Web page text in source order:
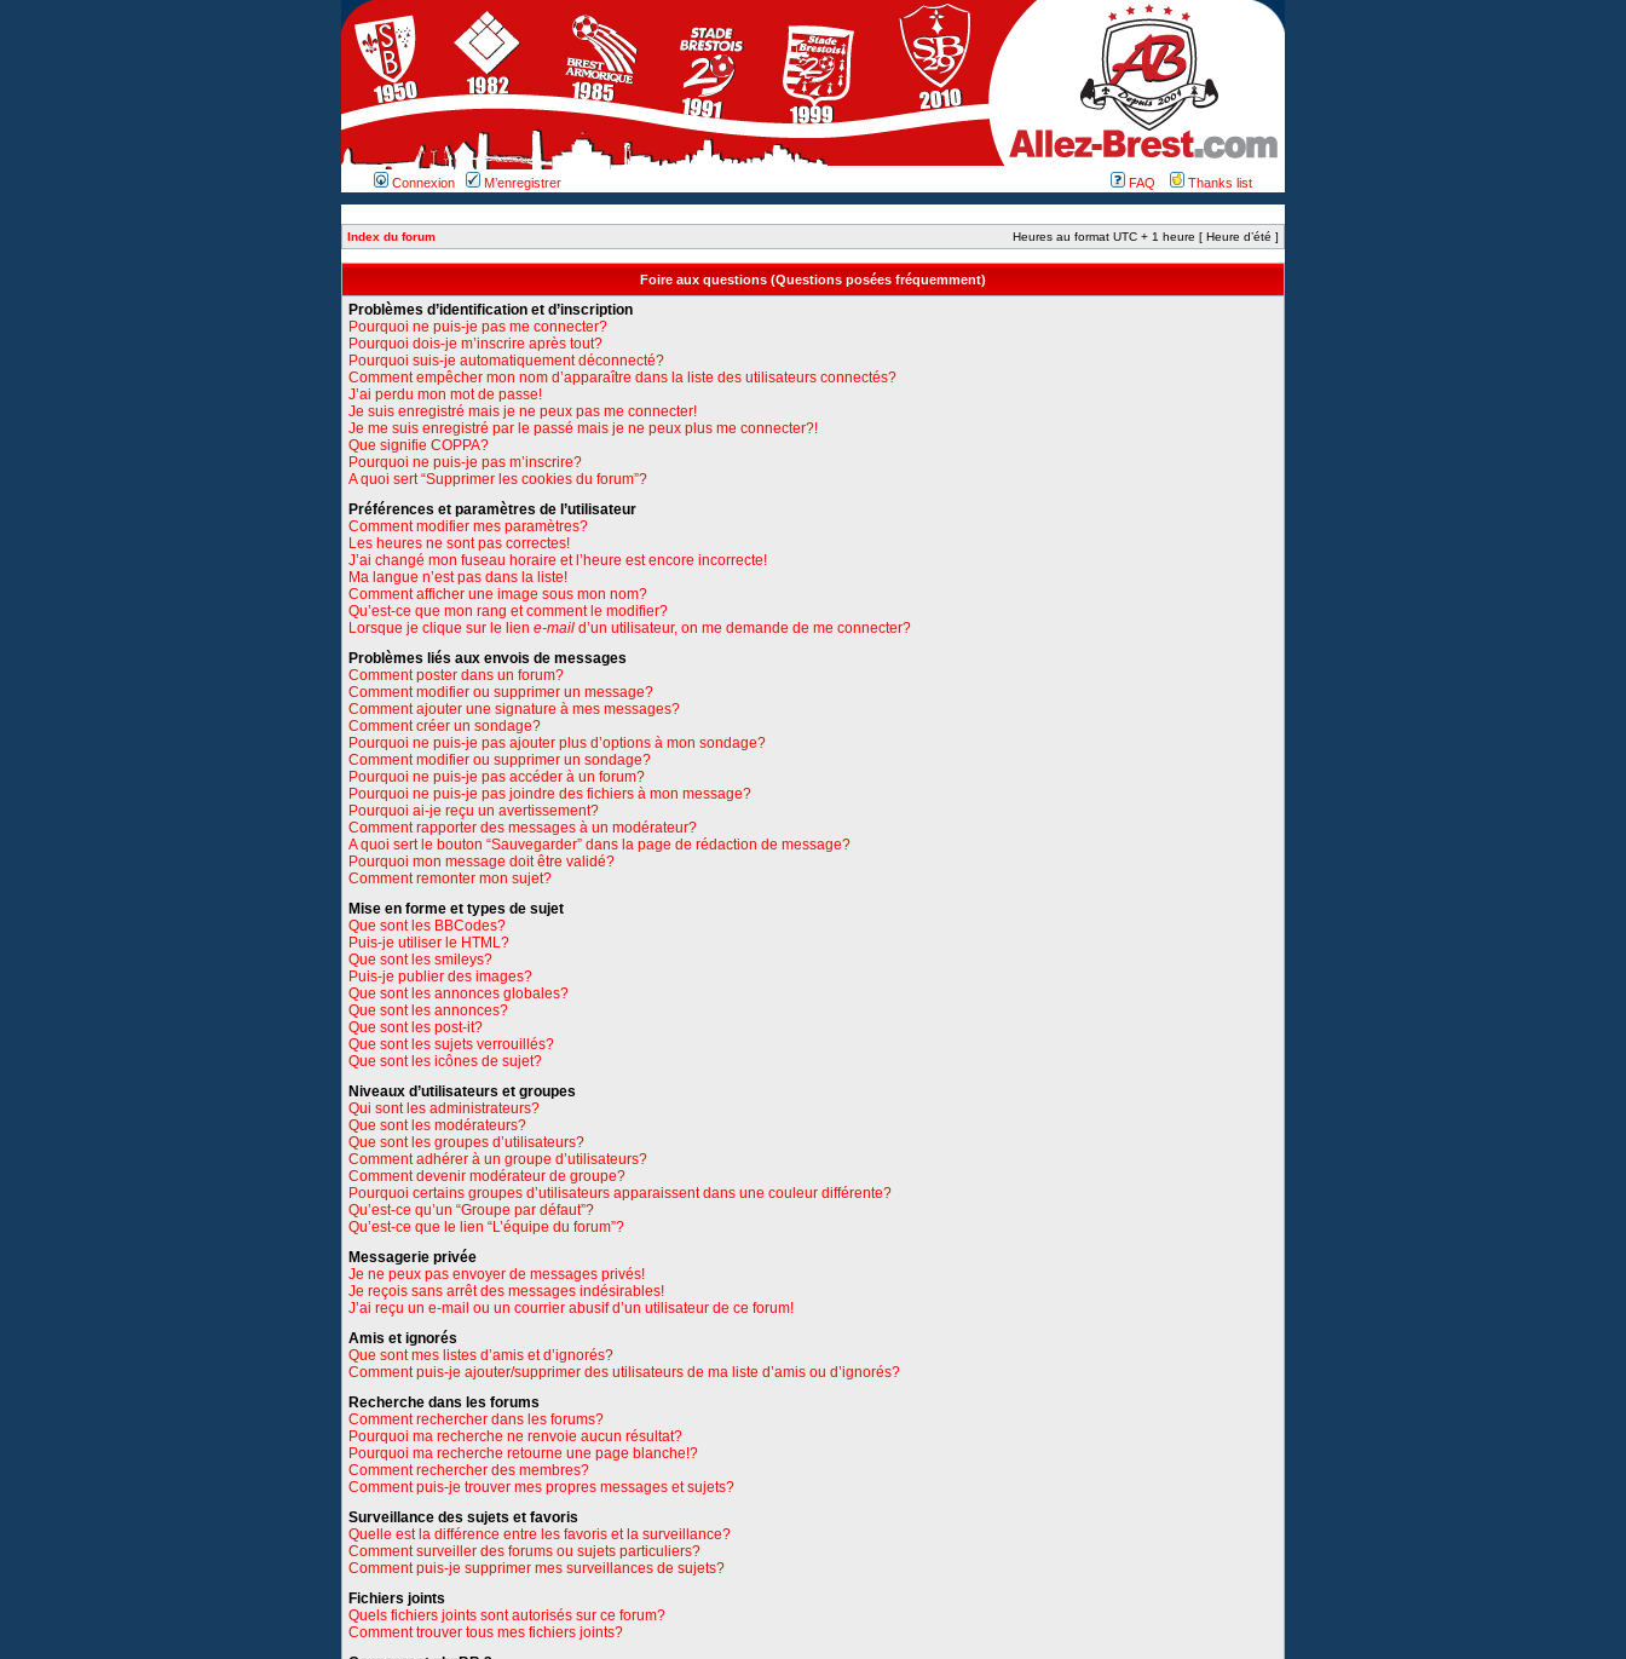
Connexion M’enregistrer FAQ Thanks list
Index du forum Heures au format UTC + 1 heure [ Heure d’été ]
Foire aux questions (Questions posées fréquemment)
Problèmes d’identification et d’inscription
Pourquoi ne puis-je pas me connecter?
Pourquoi dois-je m’inscrire après tout?
Pourquoi suis-je automatiquement déconnecté?
Comment empêcher mon nom d’apparaître dans la liste des utilisateurs connectés?
J’ai perdu mon mot de passe!
Je suis enregistré mais je ne peux pas me connecter!
Je me suis enregistré par le passé mais je ne peux plus me connecter?!
Que signifie COPPA?
Pourquoi ne puis-je pas m’inscrire?
A quoi sert “Supprimer les cookies du forum”?
Préférences et paramètres de l’utilisateur
Comment modifier mes paramètres?
Les heures ne sont pas correctes!
J’ai changé mon fuseau horaire et l’heure est encore incorrecte!
Ma langue n’est pas dans la liste!
Comment afficher une image sous mon nom?
Qu’est-ce que mon rang et comment le modifier?
Lorsque je clique sur le lien e-mail d’un utilisateur, on me demande de me connecter?
Problèmes liés aux envois de messages
Comment poster dans un forum?
Comment modifier ou supprimer un message?
Comment ajouter une signature à mes messages?
Comment créer un sondage?
Pourquoi ne puis-je pas ajouter plus d’options à mon sondage?
Comment modifier ou supprimer un sondage?
Pourquoi ne puis-je pas accéder à un forum?
Pourquoi ne puis-je pas joindre des fichiers à mon message?
Pourquoi ai-je reçu un avertissement?
Comment rapporter des messages à un modérateur?
A quoi sert le bouton “Sauvegarder” dans la page de rédaction de message?
Pourquoi mon message doit être validé?
Comment remonter mon sujet?
Mise en forme et types de sujet
Que sont les BBCodes?
Puis-je utiliser le HTML?
Que sont les smileys?
Puis-je publier des images?
Que sont les annonces globales?
Que sont les annonces?
Que sont les post-it?
Que sont les sujets verrouillés?
Que sont les icônes de sujet?
Niveaux d’utilisateurs et groupes
Qui sont les administrateurs?
Que sont les modérateurs?
Que sont les groupes d’utilisateurs?
Comment adhérer à un groupe d’utilisateurs?
Comment devenir modérateur de groupe?
Pourquoi certains groupes d’utilisateurs apparaissent dans une couleur différente?
Qu’est-ce qu’un “Groupe par défaut”?
Qu’est-ce que le lien “L’équipe du forum”?
Messagerie privée
Je ne peux pas envoyer de messages privés!
Je reçois sans arrêt des messages indésirables!
J’ai reçu un e-mail ou un courrier abusif d’un utilisateur de ce forum!
Amis et ignorés
Que sont mes listes d’amis et d’ignorés?
Comment puis-je ajouter/supprimer des utilisateurs de ma liste d’amis ou d’ignorés?
Recherche dans les forums
Comment rechercher dans les forums?
Pourquoi ma recherche ne renvoie aucun résultat?
Pourquoi ma recherche retourne une page blanche!?
Comment rechercher des membres?
Comment puis-je trouver mes propres messages et sujets?
Surveillance des sujets et favoris
Quelle est la différence entre les favoris et la surveillance?
Comment surveiller des forums ou sujets particuliers?
Comment puis-je supprimer mes surveillances de sujets?
Fichiers joints
Quels fichiers joints sont autorisés sur ce forum?
Comment trouver tous mes fichiers joints?